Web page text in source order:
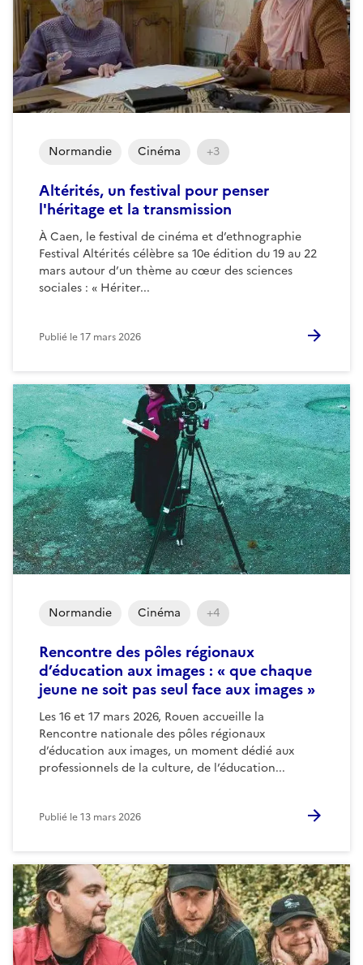
Altérités, un festival pour penser
l'héritage et la transmission
À Caen, le festival de cinéma et d’ethnographie
Festival Altérités célèbre sa 10e édition du 19 au 22
mars autour d’un thème au cœur des sciences
sociales : « Hériter...
Normandie Cinéma +3
Publié le17 mars 2026
Rencontre des pôles régionaux
d’éducation aux images : « que chaque
jeune ne soit pas seul face aux images »
Les 16 et 17 mars 2026, Rouen accueille la
Rencontre nationale des pôles régionaux
d’éducation aux images, un moment dédié aux
professionnels de la culture, de l’éducation...
Normandie Cinéma +4
Publié le13 mars 2026